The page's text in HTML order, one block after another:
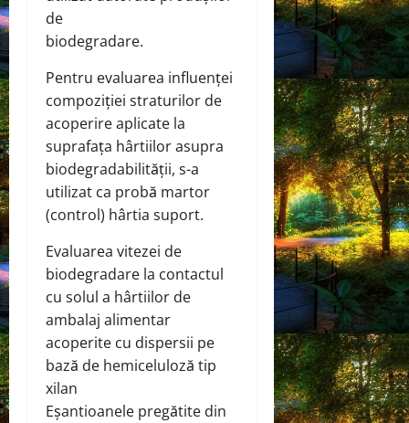
de
biodegradare.
Pentru evaluarea influenței
compoziției straturilor de
acoperire aplicate la
suprafața hârtiilor asupra
biodegradabilității, s-a
utilizat ca probă martor
(control) hârtia suport.
Evaluarea vitezei de
biodegradare la contactul
cu solul a hârtiilor de
ambalaj alimentar
acoperite cu dispersii pe
bază de hemiceluloză tip
xilan
Eșantioanele pregătite din